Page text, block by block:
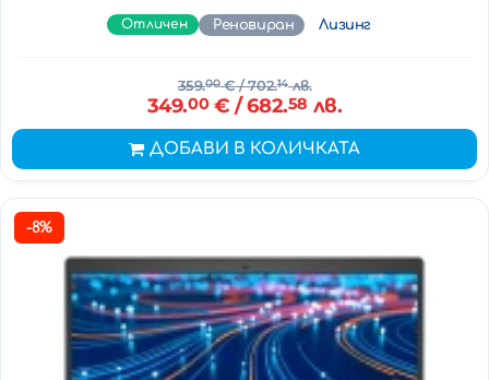
Отличен Реновиран Лизинг
359.00€/ 702.14лв.
349.00€ / 682.58 лв.
ДОБАВИ В КОЛИЧКАТА
-8%